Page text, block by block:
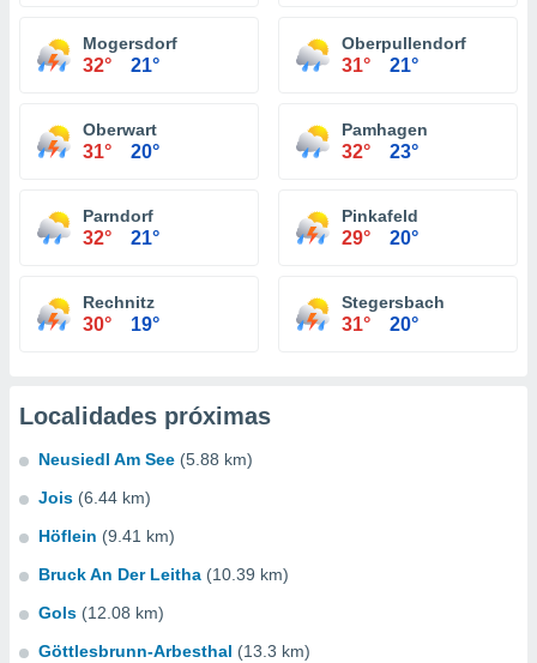
Mogersdorf
32° 21°
Oberpullendorf
31° 21°
Oberwart
31° 20°
Pamhagen
32° 23°
Parndorf
32° 21°
Pinkafeld
29° 20°
Rechnitz
30° 19°
Stegersbach
31° 20°
Localidades próximas
Neusiedl Am See (5.88 km)
Jois (6.44 km)
Höflein (9.41 km)
Bruck An Der Leitha (10.39 km)
Gols (12.08 km)
Göttlesbrunn-Arbesthal (13.3 km)